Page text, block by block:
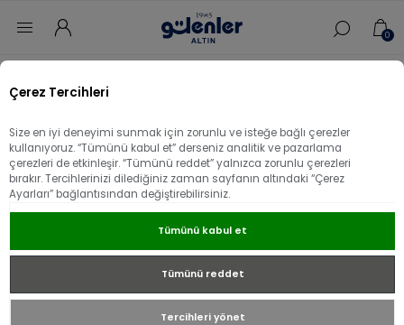
Çerez Tercihleri
Size en iyi deneyimi sunmak için zorunlu ve isteğe bağlı çerezler
kullanıyoruz. “Tümünü kabul et” derseniz analitik ve pazarlama
çerezleri de etkinleşir. “Tümünü reddet” yalnızca zorunlu çerezleri
bırakır. Tercihlerinizi dilediğiniz zaman sayfanın altındaki “Çerez
Ayarları” bağlantısından değiştirebilirsiniz.
Tümünü kabul et
Tümünü reddet
Tercihleri yönet
0
14 Ayar Altın Nazar Boncuk Dorikalı Kolye
14 Ayar Altın Nazar Boncuk Dorikalı Kolye